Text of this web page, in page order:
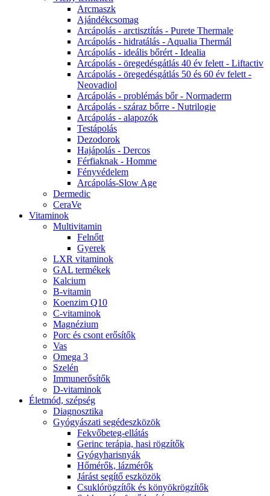
Arcmaszk
Ajándékcsomag
Arcápolás - arctisztítás - Purete Thermale
Arcápolás - hidratálás - Aqualia Thermál
Arcápolás - ideális bőrért - Idealia
Arcápolás - öregedésgátlás 40 év felett - Liftactiv
Arcápolás - öregedésgátlás 50 és 60 év felett -
Neovadiol
Arcápolás - problémás bőr - Normaderm
Arcápolás - száraz bőrre - Nutrilogie
Arcápolás - alapozók
Testápolás
Dezodorok
Hajápolás - Dercos
Férfiaknak - Homme
Fényvédelem
Arcápolás-Slow Age
Dermedic
CeraVe
Vitaminok
Multivitamin
Felnőtt
Gyerek
LXR vitaminok
GAL termékek
Kalcium
B-vitamin
Koenzim Q10
C-vitaminok
Magnézium
Porc és csont erősítők
Vas
Omega 3
Szelén
Immunerősítők
D-vitaminok
Életmód, szépség
Diagnosztika
Gyógyászati segédeszközök
Fekvőbeteg-ellátás
Gerinc terápia, hasi rögzítők
Gyógyharisnyák
Hőmérők, lázmérők
Járást segítő eszközök
Csuklórögzítők és könyökrögzítők